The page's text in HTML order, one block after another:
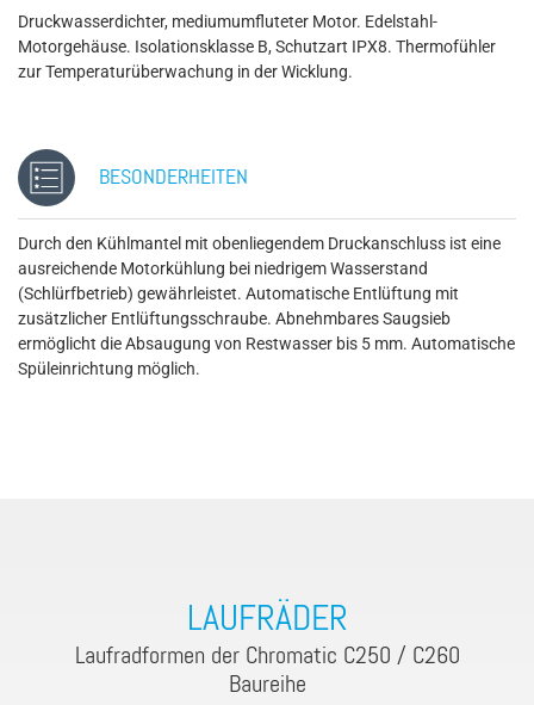
Druckwasserdichter, mediumumfluteter Motor. Edelstahl-
Motorgehäuse. Isolationsklasse B, Schutzart IPX8. Thermofühler
zur Temperaturüberwachung in der Wicklung.
BESONDERHEITEN
Durch den Kühlmantel mit obenliegendem Druckanschluss ist eine
ausreichende Motorkühlung bei niedrigem Wasserstand
(Schlürfbetrieb) gewährleistet. Automatische Entlüftung mit
zusätzlicher Entlüftungsschraube. Abnehmbares Saugsieb
ermöglicht die Absaugung von Restwasser bis 5 mm. Automatische
Spüleinrichtung möglich.
LAUFRÄDER
Laufradformen der Chromatic C250 / C260
Baureihe